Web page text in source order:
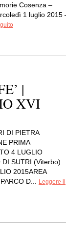
Cosenza –
1 luglio 2015
|
XVI
DI PIETRA
PRIMA
4 LUGLIO
DI SUTRI (Viterbo)
2015AREA
D...
Leggere il